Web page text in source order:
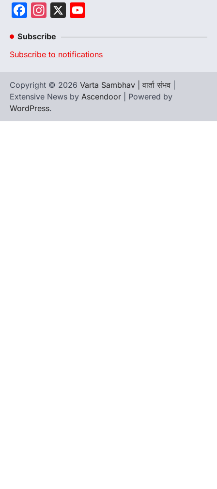
Facebook
Instagram
X
Subscribe
Subscribe to notifications
Copyright © 2026 Varta Sambhav | वार्ता संभव
Extensive News by Ascendoor | Powered by
WordPress.